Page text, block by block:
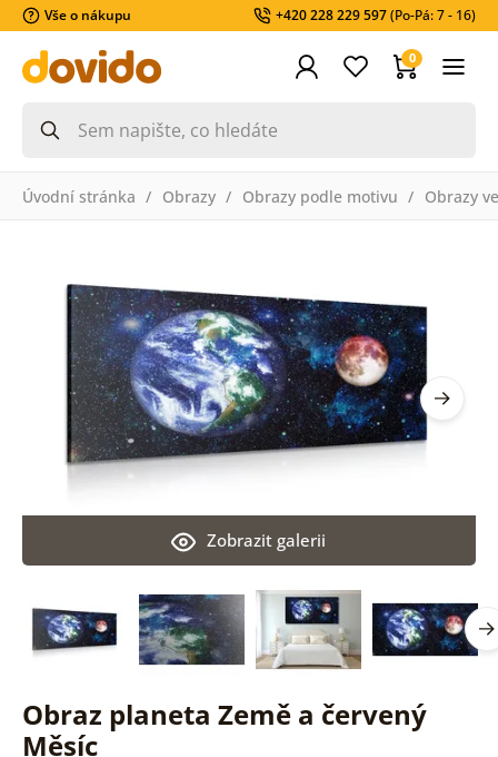
Vše o nákupu +420 228 229 597(Po-Pá: 7 - 16)
0
Úvodní stránka Obrazy Obrazy podle motivu Obrazy
Obraz planeta Země a červený
Měsíc
Zobrazit galerii